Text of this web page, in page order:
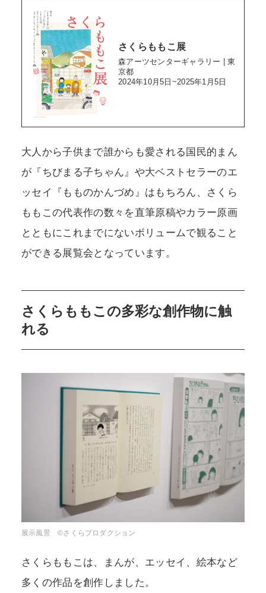
さくらももこ展
森アーツセンターギャラリー | 東
京都
2024年10月5日~2025年1月5日
大人から子供まで誰からも愛される国民的まん
が『ちびまる子ちゃん』や大ベストセラーのエ
ッセイ『もものかんづめ』はもちろん、さくら
ももこの代表作の数々を直筆原稿やカラー原画
とともにこれまでにないボリュームで観ること
ができる展覧会となっています。
さくらももこの多彩な創作物に触
れる
展示風景 ©さくらプロダクション
さくらももこは、まんが、エッセイ、絵本など
多くの作品を創作しました。